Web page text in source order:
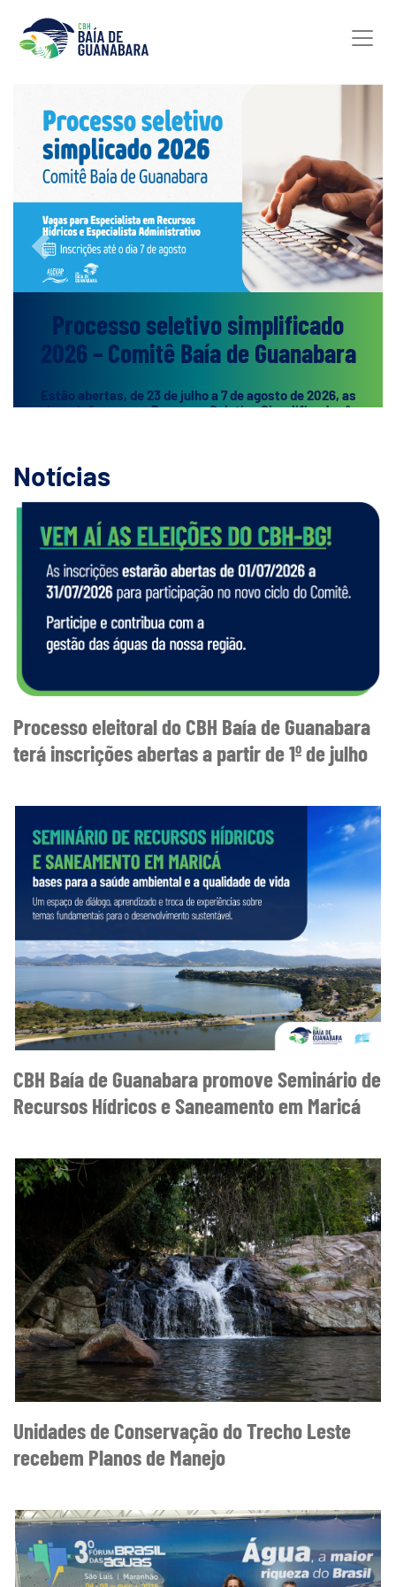
Processo seletivo simplificado
2026 – Comitê Baía de Guanabara
Estão abertas, de 23 de julho a 7 de agosto de 2026, as
inscrições para o Processo Seletivo Simplificado nº
cargos de Especialista Administrativo e Especialista em
Recursos Hídricos. Os interessados devem consultar o
edital e realizar a inscrição dentro do prazo
Previous Next
Notícias
Processo eleitoral do CBH Baía de Guanabara
terá inscrições abertas a partir de 1º de julho
CBH Baía de Guanabara promove Seminário de
Recursos Hídricos e Saneamento em Maricá
Unidades de Conservação do Trecho Leste
recebem Planos de Manejo